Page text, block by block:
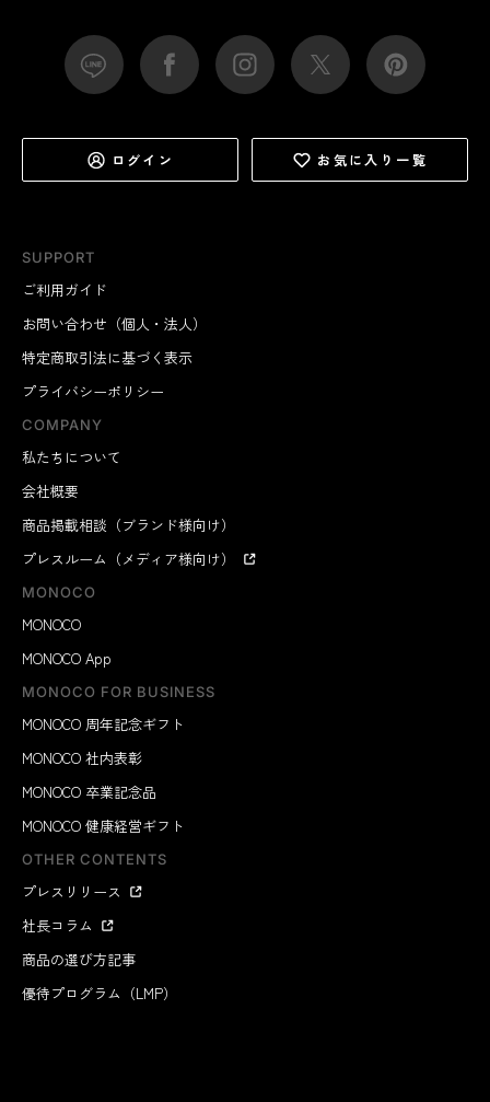
SUPPORT
ご利用ガイド
お問い合わせ（個人・法人）
特定商取引法に基づく表示
プライバシーポリシー
COMPANY
私たちについて
会社概要
商品掲載相談（ブランド様向け）
プレスルーム（メディア様向け）
MONOCO
MONOCO
MONOCO App
MONOCO FOR BUSINESS
MONOCO 周年記念ギフト
MONOCO 社内表彰
MONOCO 卒業記念品
MONOCO 健康経営ギフト
OTHER CONTENTS
プレスリリース
社長コラム
商品の選び方記事
優待プログラム（LMP）
ログイン お気に入り一覧